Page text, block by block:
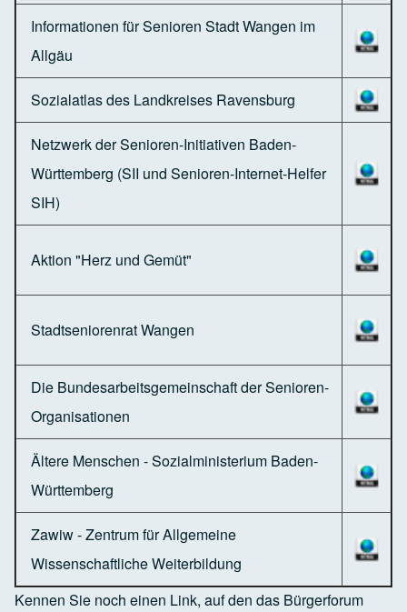
Informationen für Senioren Stadt Wangen im
Allgäu
Sozialatlas des Landkreises Ravensburg
Netzwerk der Senioren-Initiativen Baden-
Württemberg (SII und Senioren-Internet-Helfer
SIH)
Aktion "Herz und Gemüt"
Stadtseniorenrat Wangen
Die Bundesarbeitsgemeinschaft der Senioren-
Organisationen
Ältere Menschen - Sozialministerium Baden-
Württemberg
Zawiw - Zentrum für Allgemeine
Wissenschaftliche Weiterbildung
Kennen Sie noch einen Link, auf den das Bürgerforum